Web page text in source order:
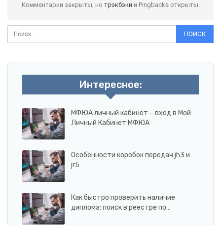
Комментарии закрыты, но трэкбэки и Pingbacks открыты.
Интересное:
МФЮА личный кабинет – вход в Мой
Личный Кабинет МФЮА
Особенности коробок передач jh3 и
jr5
Как быстро проверить наличие
диплома: поиск в реестре по…